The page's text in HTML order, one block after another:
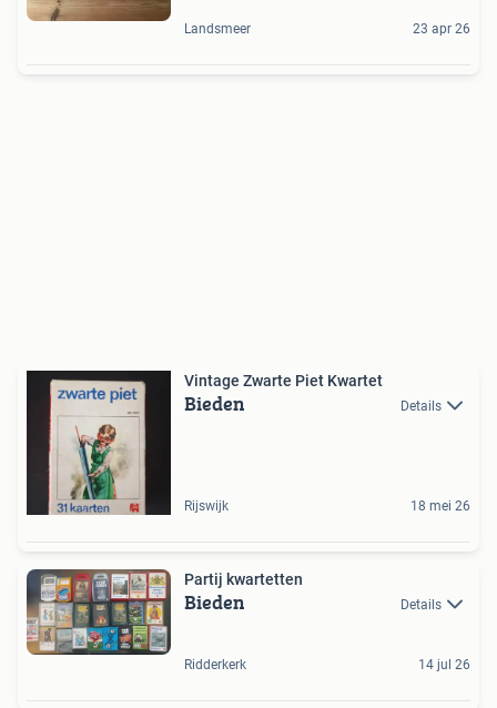
Landsmeer 23 apr 26
Vintage Zwarte Piet Kwartet
Bieden Details
Rijswijk 18 mei 26
Partij kwartetten
Bieden Details
Ridderkerk 14 jul 26